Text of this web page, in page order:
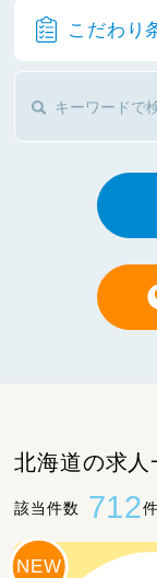
こだわり
北海道の求人
該当件数 712件